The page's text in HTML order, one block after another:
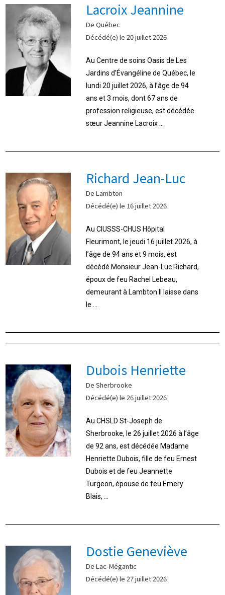
Lacroix Jeannine
De Québec
Décédé(e) le 20 juillet 2026
Au Centre de soins Oasis de Les
Jardins d’Évangéline de Québec, le
lundi 20 juillet 2026, à l’âge de 94
ans et 3 mois, dont 67 ans de
profession religieuse, est décédée
sœur Jeannine Lacroix ...
Richard Jean-Luc
De Lambton
Décédé(e) le 16 juillet 2026
Au CIUSSS-CHUS Hôpital
Fleurimont, le jeudi 16 juillet 2026, à
l’âge de 94 ans et 9 mois, est
décédé Monsieur Jean-Luc Richard,
époux de feu Rachel Lebeau,
demeurant à Lambton.Il laisse dans
le ...
Dubois Henriette
De Sherbrooke
Décédé(e) le 26 juillet 2026
Au CHSLD St-Joseph de
Sherbrooke, le 26 juillet 2026 à l’âge
de 92 ans, est décédée Madame
Henriette Dubois, fille de feu Ernest
Dubois et de feu Jeannette
Turgeon, épouse de feu Emery
Blais, ...
Dostie Geneviève
De Lac-Mégantic
Décédé(e) le 27 juillet 2026